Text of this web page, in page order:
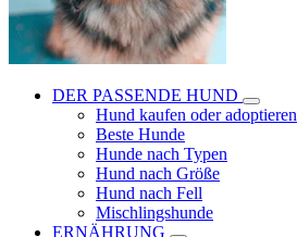
DER PASSENDE HUND
Hund kaufen oder adoptieren
Beste Hunde
Hunde nach Typen
Hund nach Größe
Hund nach Fell
Mischlingshunde
ERNÄHRUNG